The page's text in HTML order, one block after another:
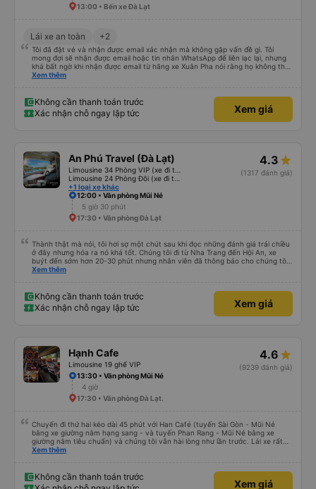
13:00 • Bến xe Đà Lạt
Lái xe an toàn +2
Tôi đã đặt vé và nhận được email xác nhận mà không gặp vấn đề gì. Tôi
mong đợi sẽ nhận được email hoặc tin nhắn WhatsApp để liên lạc lại, nhưng
khá bất ngờ khi nhận được email từ hãng xe Xuân Pha nói rằng họ không thể
liên hệ với tôi vì tôi không có số điện thoại Việt Nam. Họ yêu cầu tôi gửi ảnh
đến trước 30 phút và trước khi chúng tôi tìm thấy xe buýt, tài xế đã tìm thấy
chúng tôi, điều này rất thuận tiện. Xe buýt và chỗ ngồi sạch sẽ, rất thoải mái
và tài xế rất giỏi. Tôi sẽ không ngần ngại đặt vé với Xuân Pha lần nữa.
Xem thêm
Không cần thanh toán trước
Xác nhận chỗ ngay lập tức
Xem giá
An Phú Travel (Đà Lạt)
+1 loại xe khác
4.3
(1317 đánh giá)
12:00 • Văn phòng Mũi Né
5 giờ 30 phút
17:30 • Văn phòng Đà Lạt
Thành thật mà nói, tôi hơi sợ một chút sau khi đọc những đánh giá trái chiều
ở đây nhưng hóa ra nó khá tốt. Chúng tôi đi từ Nha Trang đến Hội An, xe
buýt đến sớm hơn 20-30 phút nhưng nhân viên đã thông báo cho chúng tôi
trước 30 phút. Nhân viên bên trong cùng với tài xế thực sự tốt bụng, họ giúp
mà không bấm còi quá nhiều nhưng đừng mong đợi có giấc ngủ ngon vì
đường gập ghềnh và có nhiều khúc cua. Có 3-4 điểm dừng vệ sinh nhanh
chóng và xe buýt đến Hội An vào khoảng thời gian đã hứa. Tôi không biết liệu
Xem thêm
Không cần thanh toán trước
Xác nhận chỗ ngay lập tức
Xem giá
Hạnh Cafe
Limousine 19 ghế VIP
4.6
(9239 đánh giá)
13:30 • Văn phòng Mũi Né
4 giờ
17:30 • Văn phòng Đà Lạt.
Chuyến đi thứ hai kéo dài 45 phút với Han Café (tuyến Sài Gòn - Mũi Né
bằng xe giường nằm hạng sang - và tuyến Phan Rang - Mũi Né bằng xe
giường nằm tiêu chuẩn) và chúng tôi vẫn hài lòng như lần trước. Lái xe rất
chuyên nghiệp, nhân viên vô cùng chu đáo (họ kiểm tra xem mọi thứ ở chỗ
rất hoàn hảo (họ gửi tin nhắn WhatsApp nhắc nhở chúng tôi về chuyến đi và
điểm đón). Điểm đón ở Phan Rang rất thuận tiện (nhà vệ sinh sạch sẽ, có đồ
Xem thêm
Không cần thanh toán trước
Xem giá